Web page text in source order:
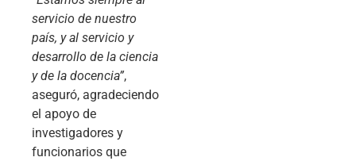
servicio de nuestro
país, y al servicio y
desarrollo de la ciencia
y de la docencia”,
aseguró, agradeciendo
el apoyo de
investigadores y
funcionarios que